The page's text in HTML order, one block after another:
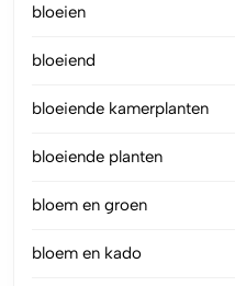
bloeien
bloeiend
bloeiende kamerplanten
bloeiende planten
bloem en groen
bloem en kado